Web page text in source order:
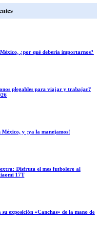
¿por qué debería importarnos?
plegables para viajar y trabajar?
y ¡ya la manejamos!
Disfruta el mes futbolero al
17T
exposición «Canchas» de la mano de